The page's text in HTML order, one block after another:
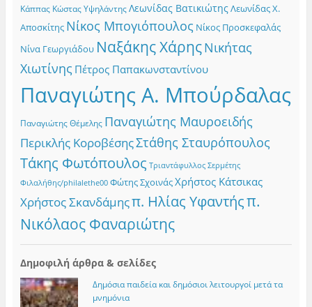
Κάππας Κώστας Υψηλάντης Λεωνίδας ΒατικιώτηςΛεωνίδας Χ.
Αποσκίτης Νίκος Μπογιόπουλος Νίκος Προσκεφαλάς
Νίνα Γεωργιάδου Ναξάκης ΧάρηςΝικήτας
Χιωτίνης Πέτρος Παπακωνσταντίνου
Παναγιώτης Α. Μπούρδαλας
Παναγιώτης Θέμελης Παναγιώτης Μαυροειδής
Περικλής ΚοροβέσηςΣτάθης Σταυρόπουλος
Τάκης Φωτόπουλος Τριαντάφυλλος Σερμέτης
Φιλαλήθης/philalethe00 Φώτης ΣχοινάςΧρήστος Κάτσικας
Χρήστος Σκανδάμηςπ. Ηλίας Υφαντήςπ.
Νικόλαος Φαναριώτης
Δημοφιλή άρθρα & σελίδες
Δημόσια παιδεία και δημόσιοι λειτουργοί μετά τα
μνημόνια